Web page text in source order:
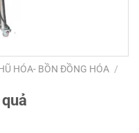
HÓA- BỒN ĐỒNG HÓA /